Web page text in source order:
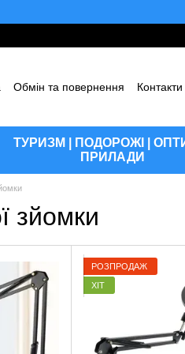
Ми
Обмін та повернення Контакти
ТУРИЗМ | ПОДОРОЖІ |
ПРИЛАДИ
зйомки
РОЗПРОДАЖ
ХІТ